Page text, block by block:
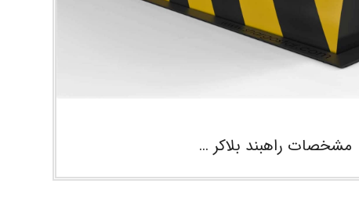
مشخصات راهبند بلاکر …